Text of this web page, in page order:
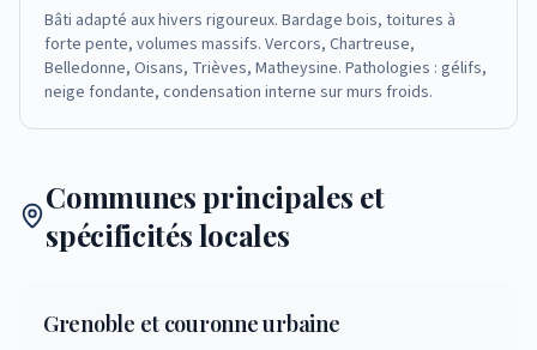
Bâti adapté aux hivers rigoureux. Bardage bois, toitures à
forte pente, volumes massifs. Vercors, Chartreuse,
Belledonne, Oisans, Trièves, Matheysine. Pathologies : gélifs,
neige fondante, condensation interne sur murs froids.
Communes principales et
spécificités locales
Grenoble et couronne urbaine